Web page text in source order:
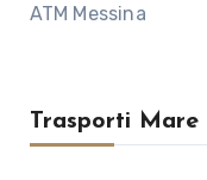
ATM Messina
Trasporti Mare